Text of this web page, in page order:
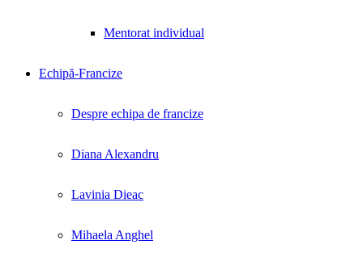
Mentorat individual
Echipă-Francize
Despre echipa de francize
Diana Alexandru
Lavinia Dieac
Mihaela Anghel